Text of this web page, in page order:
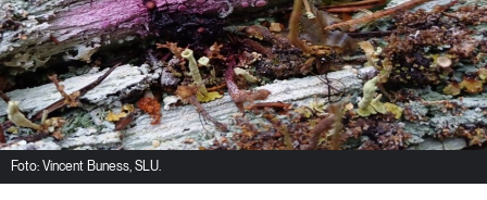
Foto: Vincent Buness, SLU.